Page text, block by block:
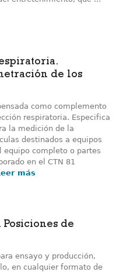
de los
como complemento
respiratoria. Especifica
la medición de la
destinados a equipos
equipo completo o partes
en el CTN 81
más
de
ensayo y producción,
en cualquier formato de